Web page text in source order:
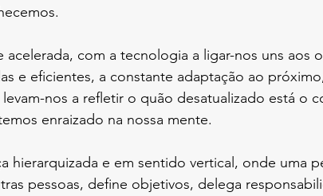
acelerada, com a tecnologia a ligar-nos uns aos
e eficientes, a constante adaptação ao
nos a refletir o quão desatualizado está o
enraizado na nossa mente.
hierarquizada e em sentido vertical, onde uma
pessoas, define objetivos, delega